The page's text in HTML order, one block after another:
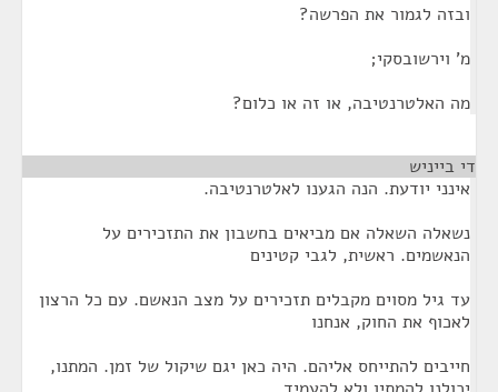
ובזה לגמור את הפרשה?
מ' וירשובסקי;
מה האלטרנטיבה, או זה או כלום?
די בייניש
אינני יודעת. הנה הגענו לאלטרנטיבה.
נשאלה השאלה אם מביאים בחשבון את התזכירים על
הנאשמים. ראשית, לגבי קטינים
עד גיל מסוים מקבלים תזכירים על מצב הנאשם. עם כל הרצון
לאכוף את החוק, אנחנו
חייבים להתייחס אליהם. היה כאן יגם שיקול של זמן. המתנו,